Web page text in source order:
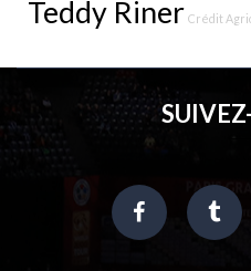
Teddy Riner Crédit